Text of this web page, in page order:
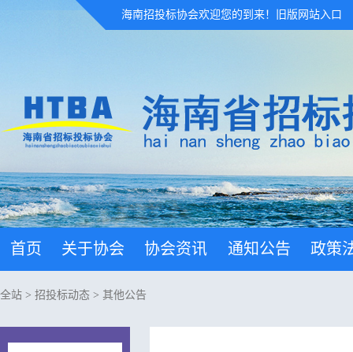
海南招投标协会欢迎您的到来！ 旧版网站入口
首页 关于协会 协会资讯 通知公告 政策
全站 > 招投标动态 > 其他公告